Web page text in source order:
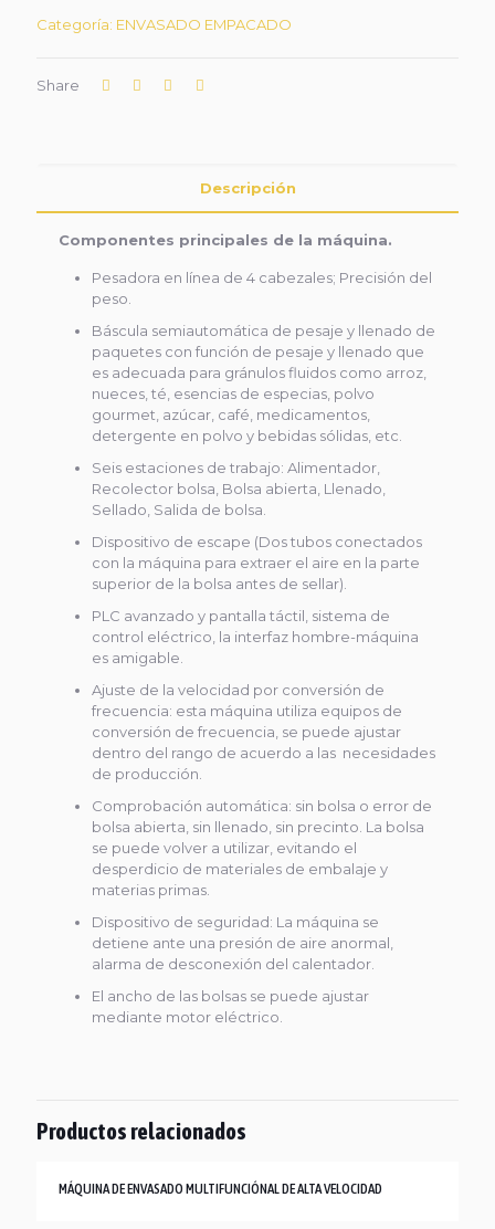
Categoría: ENVASADO EMPACADO
Share
Descripción
Componentes principales de la máquina.
Pesadora en línea de 4 cabezales; Precisión del
peso.
Báscula semiautomática de pesaje y llenado de
paquetes con función de pesaje y llenado que
es adecuada para gránulos fluidos como arroz,
nueces, té, esencias de especias, polvo
gourmet, azúcar, café, medicamentos,
detergente en polvo y bebidas sólidas, etc.
Seis estaciones de trabajo: Alimentador,
Recolector bolsa, Bolsa abierta, Llenado,
Sellado, Salida de bolsa.
Dispositivo de escape (Dos tubos conectados
con la máquina para extraer el aire en la parte
superior de la bolsa antes de sellar).
PLC avanzado y pantalla táctil, sistema de
control eléctrico, la interfaz hombre-máquina
es amigable.
Ajuste de la velocidad por conversión de
frecuencia: esta máquina utiliza equipos de
conversión de frecuencia, se puede ajustar
dentro del rango de acuerdo a las necesidades
de producción.
Comprobación automática: sin bolsa o error de
bolsa abierta, sin llenado, sin precinto. La bolsa
se puede volver a utilizar, evitando el
desperdicio de materiales de embalaje y
materias primas.
Dispositivo de seguridad: La máquina se
detiene ante una presión de aire anormal,
alarma de desconexión del calentador.
El ancho de las bolsas se puede ajustar
mediante motor eléctrico.
Productos relacionados
MÁQUINA DE ENVASADO MULTIFUNCIÓNAL DE ALTA VELOCIDAD